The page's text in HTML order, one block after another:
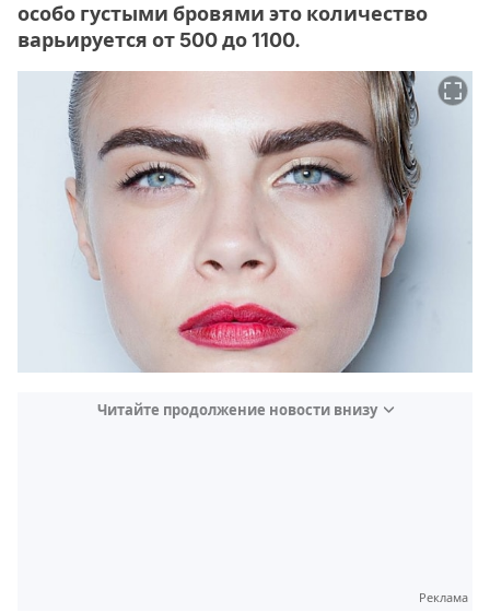
особо густыми бровями это количество
варьируется от 500 до 1100.
Читайте продолжение новости внизу
Реклама